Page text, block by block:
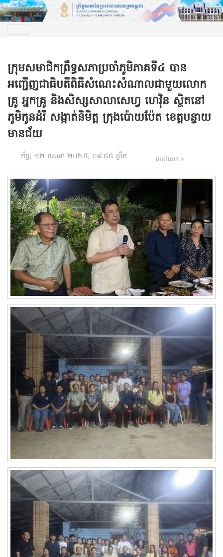
ក្រុមសមាជិកព្រឹទ្ធសភាប្រចាំភូមិភាគទី៤ បាន
អញ្ជើញជាធិបតីពិធីសំណេះសំណាលជាមួយលោក
គ្រូ អ្នកគ្រូ និងសិស្សសាលាសេហ្វ ហេវ៉ិន ស្ថិតនៅ
ភូមិកូនដំរី សង្កាត់និមិត្ត ក្រុងប៉ោយប៉ែត ខេត្តបន្ទាយ
មានជ័យ
ច័ន្ទ, ១២ ឧសភា ២០២៥, ០៨:៥៥ ព្រឹក ចែករំលែក ៖